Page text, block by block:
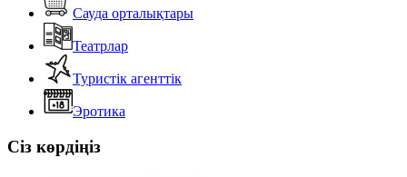
Сауда орталықтары
Театрлар
Туристік агенттік
Эротика
Сіз көрдіңіз